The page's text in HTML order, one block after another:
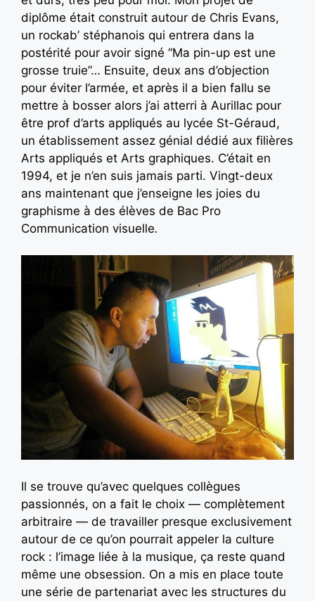
diplôme était construit autour de Chris Evans,
un rockab’ stéphanois qui entrera dans la
postérité pour avoir signé “Ma pin-up est une
grosse truie”… Ensuite, deux ans d’objection
pour éviter l’armée, et après il a bien fallu se
mettre à bosser alors j’ai atterri à Aurillac pour
être prof d’arts appliqués au lycée St-Géraud,
un établissement assez génial dédié aux filières
Arts appliqués et Arts graphiques. C’était en
1994, et je n’en suis jamais parti. Vingt-deux
ans maintenant que j’enseigne les joies du
graphisme à des élèves de Bac Pro
Communication visuelle.
Il se trouve qu’avec quelques collègues
passionnés, on a fait le choix — complètement
arbitraire — de travailler presque exclusivement
autour de ce qu’on pourrait appeler la culture
rock : l’image liée à la musique, ça reste quand
même une obsession. On a mis en place toute
une série de partenariat avec les structures du